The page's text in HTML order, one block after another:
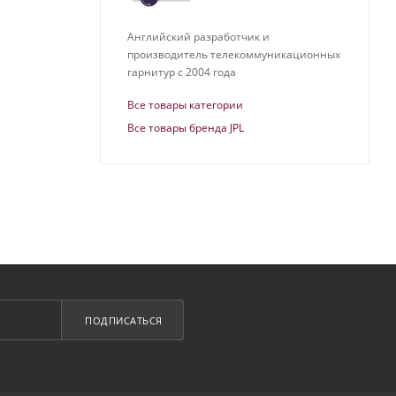
Английский разработчик и
производитель телекоммуникационных
гарнитур с 2004 года
Все товары категории
Все товары бренда JPL
ПОДПИСАТЬСЯ